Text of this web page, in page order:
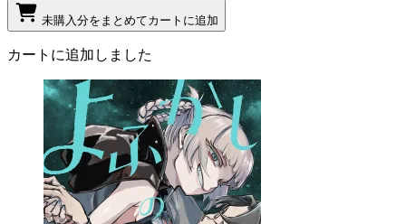
未購入分をまとめてカートに追加
カートに追加しました